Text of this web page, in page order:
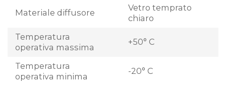
Materiale diffusore
Vetro temprato
chiaro
Temperatura
operativa massima
+50° C
Temperatura
operativa minima
-20° C